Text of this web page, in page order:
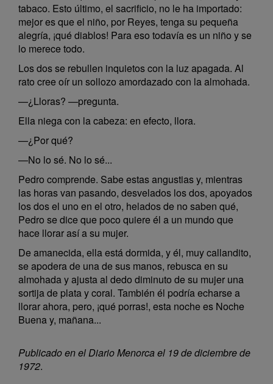
tabaco. Esto último, el sacrificio, no le ha importado:
mejor es que el niño, por Reyes, tenga su pequeña
alegría, ¡qué diablos! Para eso todavía es un niño y se
lo merece todo.
Los dos se rebullen inquietos con la luz apagada. Al
rato cree oír un sollozo amordazado con la almohada.
—¿Lloras? —pregunta.
Ella niega con la cabeza: en efecto, llora.
—¿Por qué?
—No lo sé. No lo sé...
Pedro comprende. Sabe estas angustias y, mientras
las horas van pasando, desvelados los dos, apoyados
los dos el uno en el otro, helados de no saben qué,
Pedro se dice que poco quiere él a un mundo que
hace llorar así a su mujer.
De amanecida, ella está dormida, y él, muy callandito,
se apodera de una de sus manos, rebusca en su
almohada y ajusta al dedo diminuto de su mujer una
sortija de plata y coral. También él podría echarse a
llorar ahora, pero, ¡qué porras!, esta noche es Noche
Buena y, mañana...
Publicado en el Diario Menorca el 19 de diciembre de
1972.